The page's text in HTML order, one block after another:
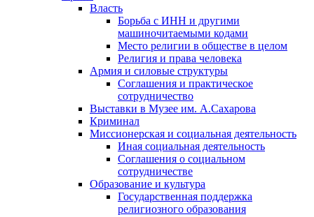
Власть
Борьба с ИНН и другими
машиночитаемыми кодами
Место религии в обществе в целом
Религия и права человека
Армия и силовые структуры
Соглашения и практическое
сотрудничество
Выставки в Музее им. А.Сахарова
Криминал
Миссионерская и социальная деятельность
Иная социальная деятельность
Соглашения о социальном
сотрудничестве
Образование и культура
Государственная поддержка
религиозного образования